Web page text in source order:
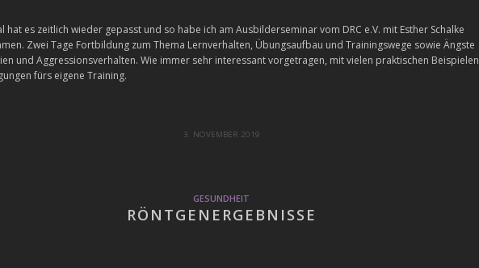
hat es zeitlich wieder gepasst und so habe ich am Ausbilderseminar vom DRC e.V. mit Esther Schalke
Zwei Tage Fortbildung zum Thema Lernverhalten, Übungsaufbau und Trainingswege sowie Ängste
und Aggressionsverhalten. Wie immer sehr interessant vorgetragen, mit vielen praktischen Beispielen
fürs eigene Training.
3. NOVEMBER 2019
GESUNDHEIT
RÖNTGENERGEBNISSE